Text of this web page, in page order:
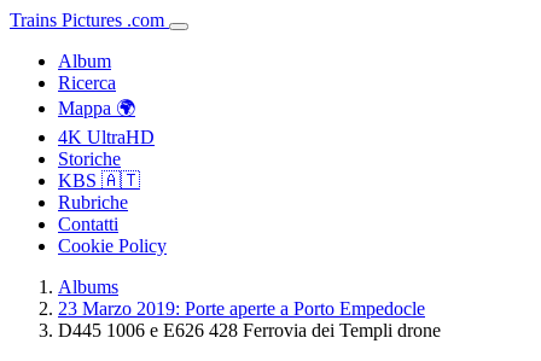
Trains Pictures .com
Album
Ricerca
Mappa 🌍
4K UltraHD
Storiche
KBS 🇦🇹
Rubriche
Contatti
Cookie Policy
Albums
23 Marzo 2019: Porte aperte a Porto Empedocle
D445 1006 e E626 428 Ferrovia dei Templi drone